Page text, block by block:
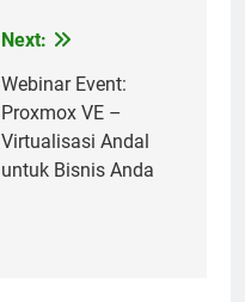
Next:
Webinar Event:
Proxmox VE –
Virtualisasi Andal
untuk Bisnis Anda